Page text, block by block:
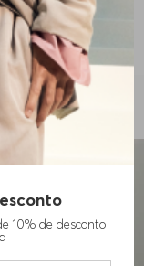
10% de desconto